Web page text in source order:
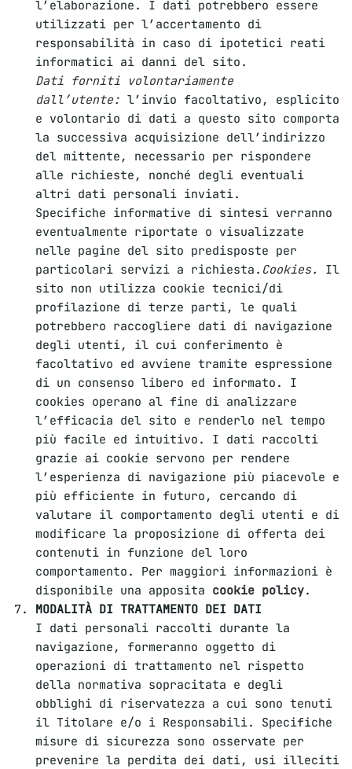
l’elaborazione. I dati potrebbero essere
utilizzati per l’accertamento di
responsabilità in caso di ipotetici reati
informatici ai danni del sito.
Dati forniti volontariamente
dall’utente: l’invio facoltativo, esplicito
e volontario di dati a questo sito comporta
la successiva acquisizione dell’indirizzo
del mittente, necessario per rispondere
alle richieste, nonché degli eventuali
altri dati personali inviati.
Specifiche informative di sintesi verranno
eventualmente riportate o visualizzate
nelle pagine del sito predisposte per
particolari servizi a richiesta. Cookies.
Il
sito non utilizza cookie tecnici/di
profilazione di terze parti, le quali
potrebbero raccogliere dati di navigazione
degli utenti, il cui conferimento è
facoltativo ed avviene tramite espressione
di un consenso libero ed informato. I
cookies operano al fine di analizzare
l’efficacia del sito e renderlo nel tempo
più facile ed intuitivo. I dati raccolti
grazie ai cookie servono per rendere
l’esperienza di navigazione più piacevole e
più efficiente in futuro, cercando di
valutare il comportamento degli utenti e di
modificare la proposizione di offerta dei
contenuti in funzione del loro
comportamento. Per maggiori informazioni è
disponibile una apposita cookie policy.
MODALITÀ DI TRATTAMENTO DEI DATI
I dati personali raccolti durante la
navigazione, formeranno oggetto di
operazioni di trattamento nel rispetto
della normativa sopracitata e degli
obblighi di riservatezza a cui sono tenuti
il Titolare e/o i Responsabili. Specifiche
misure di sicurezza sono osservate per
prevenire la perdita dei dati, usi illeciti